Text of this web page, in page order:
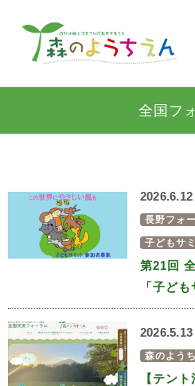
全国フ
2026.6.12
長野フォ
子どもサ
第21回
「子ど
2026.5.13
森のよう
【テン